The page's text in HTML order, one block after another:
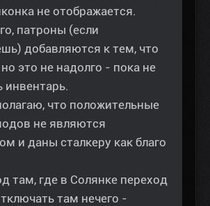
не отображается.
патроны (если
добавляются к тем, что
это не надолго - пока не
инвентарь.
что положительные
не являются
и даны сталкеру как благо
там, где в Солянке переход
там нечего -